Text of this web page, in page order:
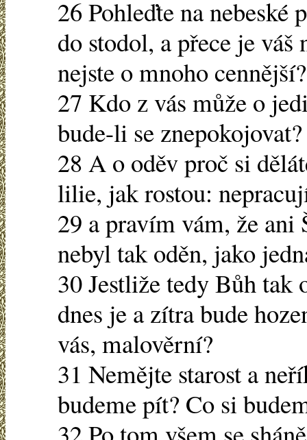
26 Pohleďte na nebeské
do stodol, a přece je
nejste o mnoho cennější?
27 Kdo z vás může o
bude-li se znepokojovat?
28 A o oděv proč si
lilie, jak rostou:
29 a pravím vám, že ani
nebyl tak oděn, jako
30 Jestliže tedy Bůh
dnes je a zítra bude
vás, malověrní?
31 Nemějte starost a
budeme pít? Co si
32 Po tom všem se